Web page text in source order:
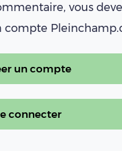
vous
compte
un compte
connecter